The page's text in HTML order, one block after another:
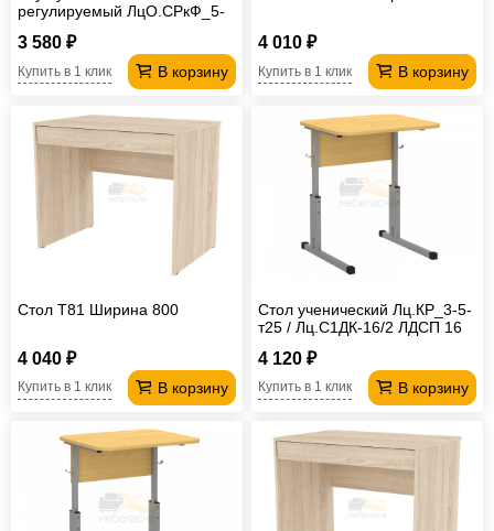
регулируемый ЛцО.СРкФ_5-
3 580 ₽
В корзину
Купить в 1 клик
4 010 ₽
В корзину
Купить в 1 клик
Стол T81 Ширина 800
4 040 ₽
В корзину
Купить в 1 клик
Стол ученический Лц.КР_3-5-
т25 / Лц.С1ДК-16/2 ЛДСП 16
4 120 ₽
В корзину
Купить в 1 клик